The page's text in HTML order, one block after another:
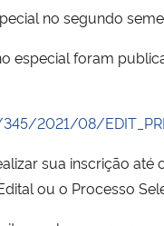
no segundo
especial foram
2021/08/
sua inscrição até
ou o Processo